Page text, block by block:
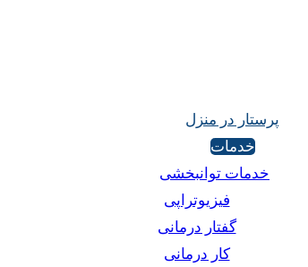
پرستار در منزل
خدمات
خدمات توانبخشی
فیزیوتراپی
گفتار درمانی
کار درمانی